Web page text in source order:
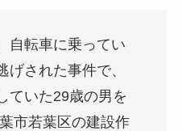
自転車に乗ってい
げされた事件で、
ていた29歳の男を
市若葉区の建設作